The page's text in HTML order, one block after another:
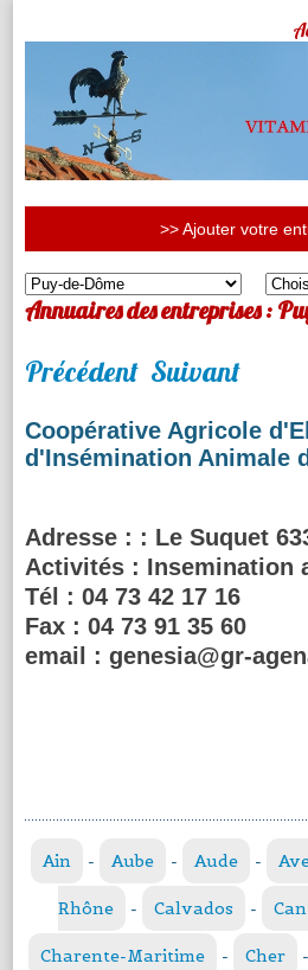
>> Ajouter votre
Annuaires des entreprises :
Précédent Suivant
Coopérative Agricole
d'Insémination Animale
Adresse : : Le Suquet
Activités : Insemination
Tél : 04 73 42 17 16
Fax : 04 73 91 35 60
email : genesia@gr-
Ain - Aube - Aude -
Rhône - Calvados -
Charente-Maritime - Cher -